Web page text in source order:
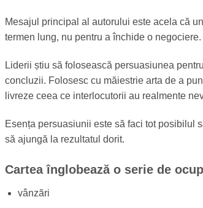
Mesajul principal al autorului este acela că
termen lung, nu pentru a închide o negociere.
Liderii știu să folosească persuasiunea
concluzii. Folosesc cu măiestrie arta de a
livreze ceea ce interlocutorii au realmente
Esența persuasiunii este să faci tot posibilul
să ajungă la rezultatul dorit.
Cartea înglobează o serie de
vânzări